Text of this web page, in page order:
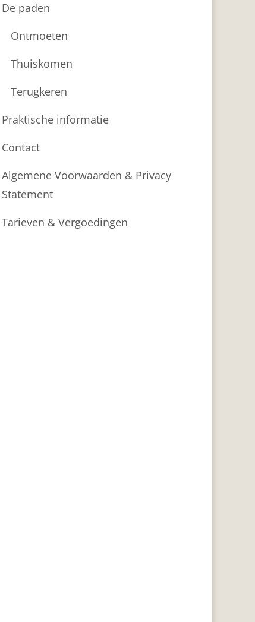
De paden
Ontmoeten
Thuiskomen
Terugkeren
Praktische informatie
Contact
Algemene Voorwaarden & Privacy
Statement
Tarieven & Vergoedingen